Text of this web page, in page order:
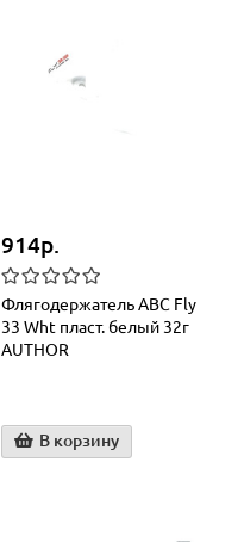
914р.
Флягодержатель АВС Fly
33 Wht пласт. белый 32г
AUTHOR
В корзину